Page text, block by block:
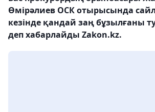
Өмірәлиев ОСК отырысында
кезінде қандай заң бұзылғаны
деп хабарлайды Zakon.kz.